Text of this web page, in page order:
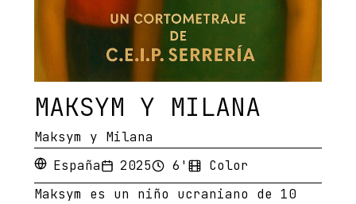
MAKSYM Y MILANA
Maksym y Milana
España
2025 6'
Color
Maksym es un niño ucraniano de 10